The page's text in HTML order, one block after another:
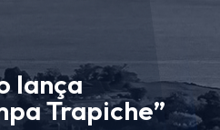
lança
Trapiche”